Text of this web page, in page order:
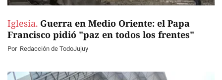
Iglesia. Guerra en Medio Oriente: el Papa
Francisco pidió "paz en todos los frentes"
Por Redacción de TodoJujuy